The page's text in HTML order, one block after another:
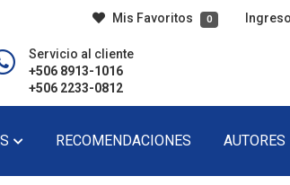
Mis Favoritos 0 Ingreso
Servicio al cliente
+506 8913-1016
+506 2233-0812
RECOMENDACIONES AUTORES